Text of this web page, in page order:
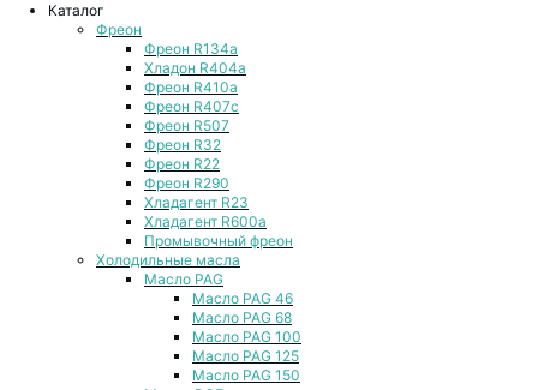
Каталог
Фреон
Фреон R134a
Хладон R404a
Фреон R410a
Фреон R407с
Фреон R507
Фреон R32
Фреон R22
Фреон R290
Хладагент R23
Хладагент R600a
Промывочный фреон
Холодильные масла
Масло PAG
Масло PAG 46
Масло PAG 68
Масло PAG 100
Масло PAG 125
Масло PAG 150